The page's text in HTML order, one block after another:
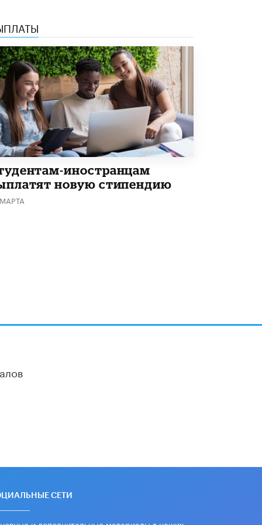
шить школьную форму с учетом
национальных традиций регионов
4 ИЮНЯ /ШКОЛЬНИКИ
В Госдуме предложили ввести онлайн-
формат для апелляций ЕГЭ
3 ИЮНЯ /ЕГЭ И ОГЭ
​Яндекс выпустил бесплатный курс по
защите от ИИ-мошенничества
2 ИЮНЯ /BIG DATA
В России начнут применять новые
подходы к разрешению конфликтов в
школах
иностранцам
новую стипендию
СЕТИ